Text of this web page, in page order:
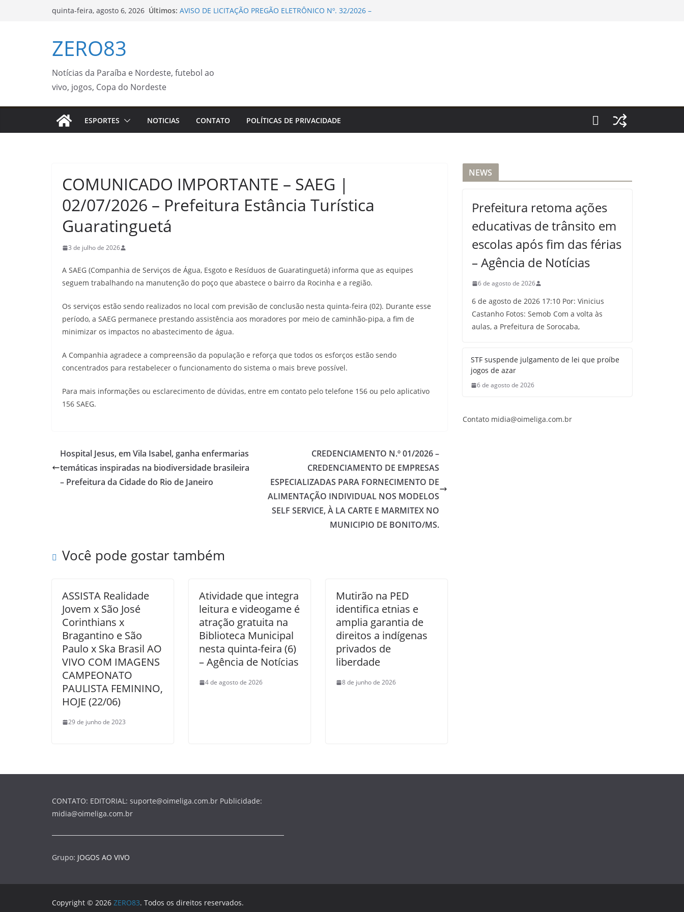
quinta-feira, agosto 6, 2026 Últimos: AVISO DE LICITAÇÃO PREGÃO ELETRÔNICO Nº. 32/2026 –
– Prefeitura Municipal de Bonito
representação estudantil do IFSP! – IFSP
Pesquisa do Procon-JP registra queda nos menores preços
ZERO83
Notícias da Paraíba e Nordeste, futebol ao
vivo, jogos, Copa do Nordeste
ESPORTES NOTICIAS CONTATO POLÍTICAS DE PRIVACIDADE
COMUNICADO IMPORTANTE – SAEG |
02/07/2026 – Prefeitura Estância Turística
Guaratinguetá
3 de julho de 2026
A SAEG (Companhia de Serviços de Água, Esgoto e Resíduos de Guaratinguetá) informa que as equipes
seguem trabalhando na manutenção do poço que abastece o bairro da Rocinha e a região.
Os serviços estão sendo realizados no local com previsão de conclusão nesta quinta-feira (02). Durante esse
período, a SAEG permanece prestando assistência aos moradores por meio de caminhão-pipa, a fim de
minimizar os impactos no abastecimento de água.
A Companhia agradece a compreensão da população e reforça que todos os esforços estão sendo
concentrados para restabelecer o funcionamento do sistema o mais breve possível.
Para mais informações ou esclarecimento de dúvidas, entre em contato pelo telefone 156 ou pelo aplicativo
156 SAEG.
Hospital Jesus, em Vila Isabel, ganha enfermarias
temáticas inspiradas na biodiversidade brasileira
– Prefeitura da Cidade do Rio de Janeiro
CREDENCIAMENTO N.º 01/2026 –
CREDENCIAMENTO DE EMPRESAS
ESPECIALIZADAS PARA FORNECIMENTO DE
ALIMENTAÇÃO INDIVIDUAL NOS MODELOS
SELF SERVICE, À LA CARTE E MARMITEX NO
MUNICIPIO DE BONITO/MS.
Você pode gostar também
ASSISTA Realidade
Jovem x São José
Corinthians x
Bragantino e São
Paulo x Ska Brasil AO
VIVO COM IMAGENS
CAMPEONATO
PAULISTA FEMININO,
HOJE (22/06)
29 de junho de 2023
Atividade que integra
leitura e videogame é
atração gratuita na
Biblioteca Municipal
nesta quinta-feira (6)
– Agência de Notícias
4 de agosto de 2026
Mutirão na PED
identifica etnias e
amplia garantia de
direitos a indígenas
privados de
liberdade
8 de junho de 2026
NEWS
Prefeitura retoma ações
educativas de trânsito em
escolas após fim das férias
– Agência de Notícias
6 de agosto de 2026
6 de agosto de 2026 17:10 Por: Vinicius
Castanho Fotos: Semob Com a volta às
aulas, a Prefeitura de Sorocaba,
STF suspende julgamento de lei que proíbe
jogos de azar
6 de agosto de 2026
Contato midia@oimeliga.com.br
CONTATO: EDITORIAL: suporte@oimeliga.com.br Publicidade:
midia@oimeliga.com.br
Grupo: JOGOS AO VIVO
Copyright © 2026 ZERO83. Todos os direitos reservados.